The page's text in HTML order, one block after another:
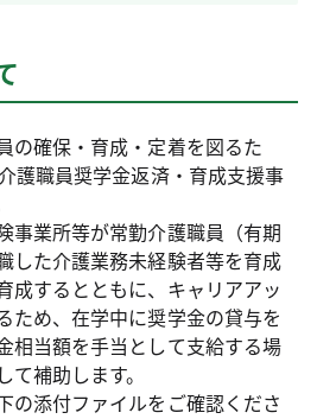
の確保・育成・定着を図るた
護職員奨学金返済・育成支援事
事業所等が常勤介護職員（有期
した介護業務未経験者等を育成
成するとともに、キャリアアッ
ため、在学中に奨学金の貸与を
相当額を手当として支給する場
補助します。
添付ファイルをご確認くださ